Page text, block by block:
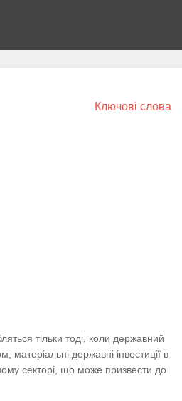
Ключові слова
тільки тоді, коли державний
державні інвестиції в
секторі, що може призвести до